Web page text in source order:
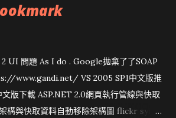
UI 問題 As I do . Google拋棄了了SOAP
www.gandi.net/ VS 2005 SP1中文版推
版下載 ASP.NET 2.0網頁執行管線與快取
構與快取資料自動移除架構圖 flickr sync